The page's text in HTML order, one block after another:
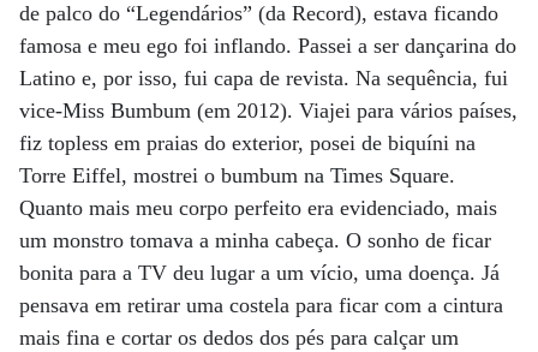
de palco do “Legendários” (da Record), estava ficando
famosa e meu ego foi inflando. Passei a ser dançarina do
Latino e, por isso, fui capa de revista. Na sequência, fui
vice-Miss Bumbum (em 2012). Viajei para vários países,
fiz topless em praias do exterior, posei de biquíni na
Torre Eiffel, mostrei o bumbum na Times Square.
Quanto mais meu corpo perfeito era evidenciado, mais
um monstro tomava a minha cabeça. O sonho de ficar
bonita para a TV deu lugar a um vício, uma doença. Já
pensava em retirar uma costela para ficar com a cintura
mais fina e cortar os dedos dos pés para calçar um